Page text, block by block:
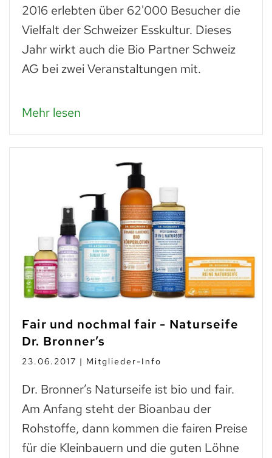
2016 erlebten über 62'000 Besucher die
Vielfalt der Schweizer Esskultur. Dieses
Jahr wirkt auch die Bio Partner Schweiz
AG bei zwei Veranstaltungen mit.
Mehr lesen
Fair und nochmal fair - Naturseife
Dr. Bronner’s
23.06.2017 | Mitglieder-Info
Dr. Bronner’s Naturseife ist bio und fair.
Am Anfang steht der Bioanbau der
Rohstoffe, dann kommen die fairen Preise
für die Kleinbauern und die guten Löhne